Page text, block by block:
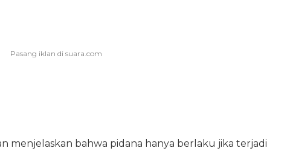
menjelaskan bahwa pidana hanya berlaku jika terjadi